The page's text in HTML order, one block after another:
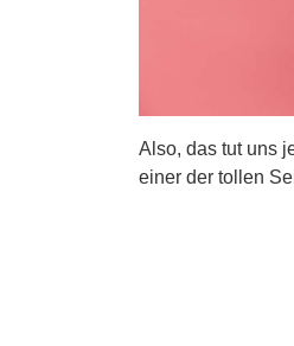
Also, das tut uns
einer der tollen